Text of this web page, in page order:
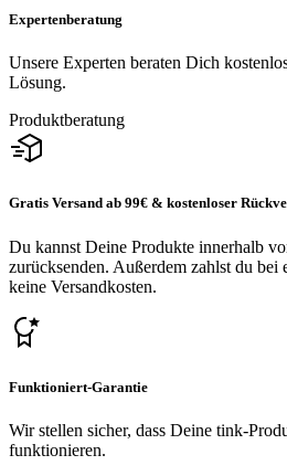
Expertenberatung
Unsere Experten beraten Dich
Lösung.
Produktberatung
Gratis Versand ab 99€ & kostenloser
Du kannst Deine Produkte innerhalb
zurücksenden. Außerdem zahlst du bei
keine Versandkosten.
Funktioniert-Garantie
Wir stellen sicher, dass Deine tink-
funktionieren.